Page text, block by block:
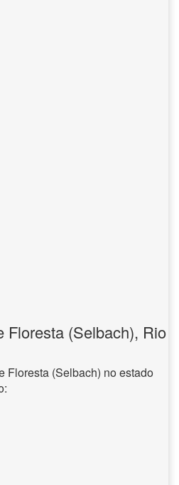
Floresta (Selbach), Rio
Floresta (Selbach) no estado